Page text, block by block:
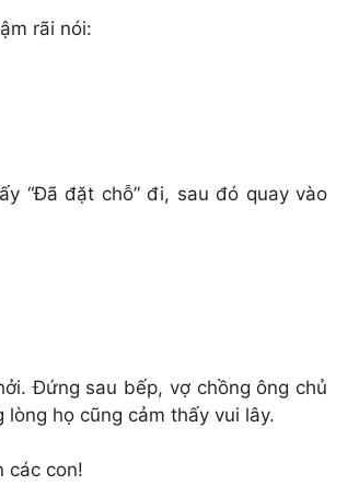
rãi nói:
“Đã đặt chỗ” đi, sau đó quay vào
Đứng sau bếp, vợ chồng ông chủ
họ cũng cảm thấy vui lây.
các con!